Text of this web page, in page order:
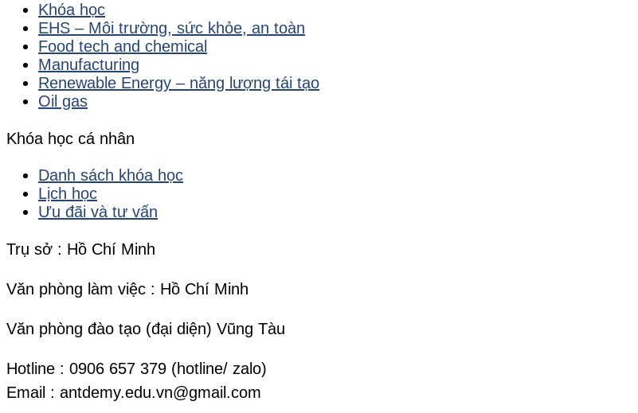
Khóa học
EHS – Môi trường, sức khỏe, an toàn
Food tech and chemical
Manufacturing
Renewable Energy – năng lượng tái tạo
Oil gas
Khóa học cá nhân
Danh sách khóa học
Lịch học
Ưu đãi và tư vấn
Trụ sở : Hồ Chí Minh
Văn phòng làm việc : Hồ Chí Minh
Văn phòng đào tạo (đại diện) Vũng Tàu
Hotline : 0906 657 379 (hotline/ zalo)
Email : antdemy.edu.vn@gmail.com